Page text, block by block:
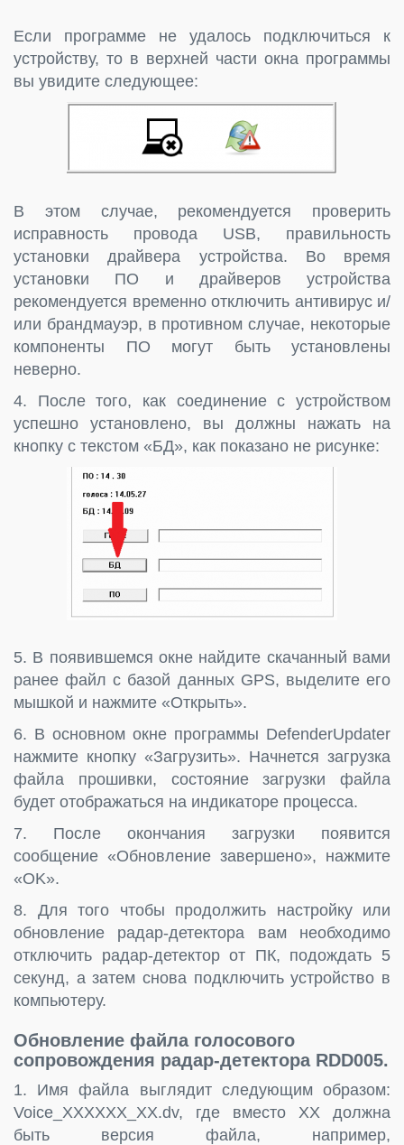
Если программе не удалось подключиться к
устройству, то в верхней части окна программы
вы увидите следующее:
В этом случае, рекомендуется проверить
исправность провода USB, правильность
установки драйвера устройства. Во время
установки ПО и драйверов устройства
рекомендуется временно отключить антивирус и/
или брандмауэр, в противном случае, некоторые
компоненты ПО могут быть установлены
неверно.
4. После того, как соединение с устройством
успешно установлено, вы должны нажать на
кнопку с текстом «БД», как показано не рисунке:
5. В появившемся окне найдите скачанный вами
ранее файл с базой данных GPS, выделите его
мышкой и нажмите «Открыть».
6. В основном окне программы DefenderUpdater
нажмите кнопку «Загрузить». Начнется загрузка
файла прошивки, состояние загрузки файла
будет отображаться на индикаторе процесса.
7. После окончания загрузки появится
сообщение «Обновление завершено», нажмите
«OK».
8. Для того чтобы продолжить настройку или
обновление радар-детектора вам необходимо
отключить радар-детектор от ПК, подождать 5
секунд, а затем снова подключить устройство в
компьютеру.
Обновление файла голосового
сопровождения радар-детектора RDD005.
1. Имя файла выглядит следующим образом:
Voice_XXXXXX_XX.dv, где вместо XX должна
быть версия файла, например,